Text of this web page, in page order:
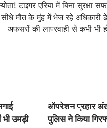
टाइगर एरिया में बिना सुरक्षा
सीधे मौत के मुंह में भेज रहे अधिकारी
अफसरों की लापरवाही से कभी भी
उमड़ी
ऑपरेशन प्रहार
पुलिस ने किया